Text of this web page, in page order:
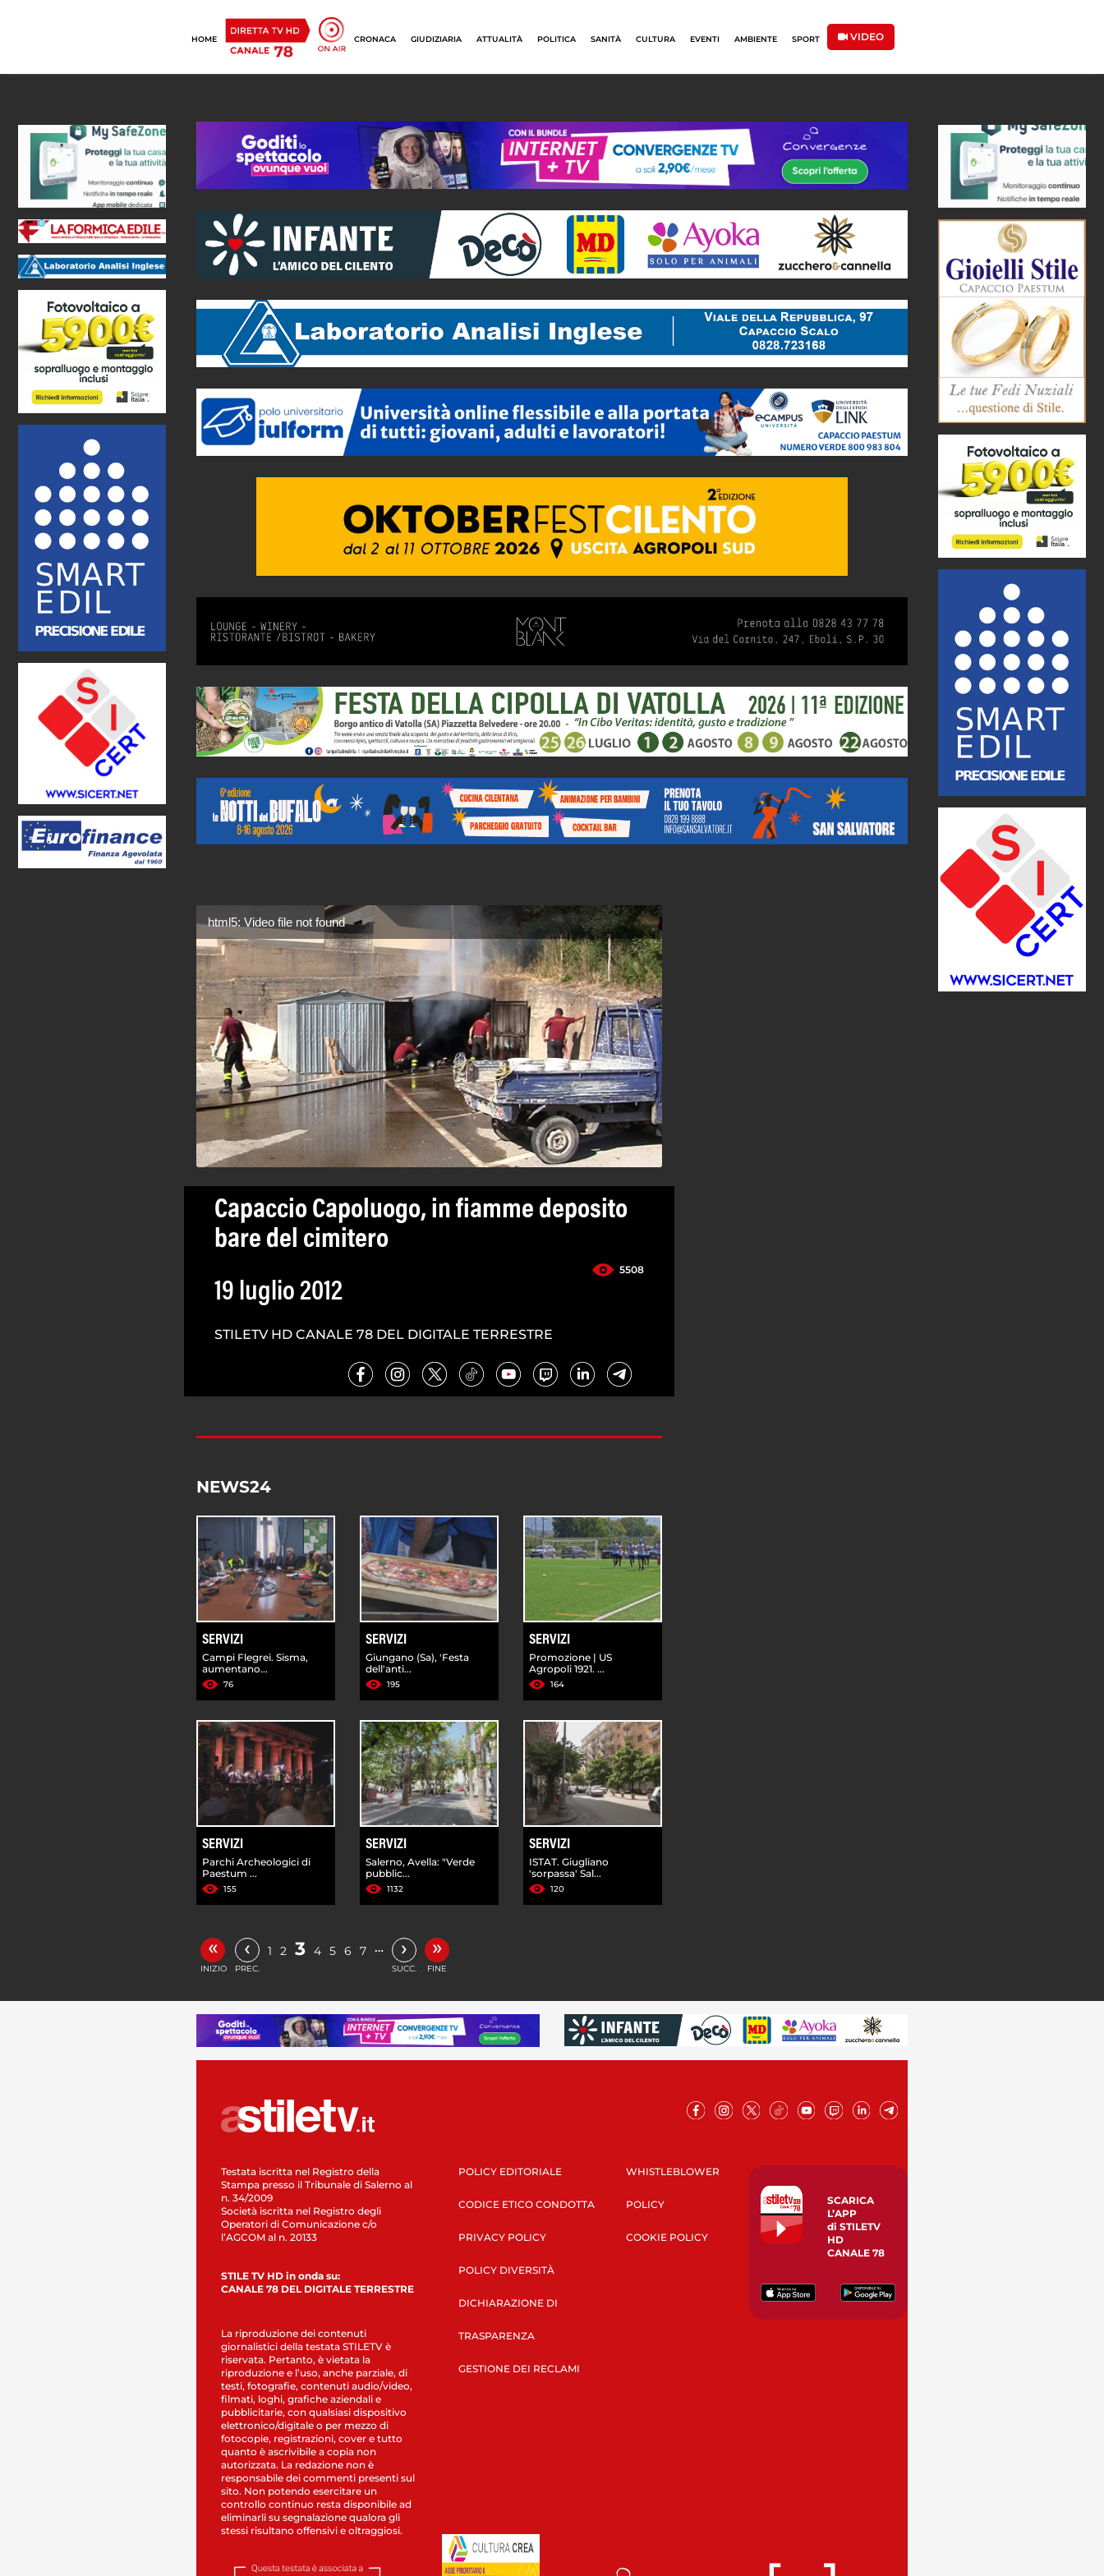
HOME CRONACA GIUDIZIARIA ATTUALITÀ POLITICA SANITÀ CULTURA EVENTI AMBIENTE SPORT VIDEO
html5: Video file not found
Capaccio Capoluogo, in fiamme deposito
bare del cimitero
5508
19 luglio 2012
STILETV HD CANALE 78 DEL DIGITALE TERRESTRE
NEWS24
SERVIZI
Campi Flegrei. Sisma,
aumentano...
76
SERVIZI
Giungano (Sa), 'Festa
dell'anti...
195
SERVIZI
Promozione | US
Agropoli 1921. ...
164
SERVIZI
Parchi Archeologici di
Paestum ...
155
SERVIZI
Salerno, Avella: "Verde
pubblic...
1132
SERVIZI
ISTAT. Giugliano
'sorpassa' Sal...
120
«
INIZIO
‹
PREC.
1 2 3 4 5 6 7 … ›
SUCC.
»
FINE
Testata iscritta nel Registro della
Stampa presso il Tribunale di Salerno al
n. 34/2009
Società iscritta nel Registro degli
Operatori di Comunicazione c/o
l’AGCOM al n. 20133
STILE TV HD in onda su:
CANALE 78 DEL DIGITALE TERRESTRE
La riproduzione dei contenuti
giornalistici della testata STILETV è
riservata. Pertanto, è vietata la
riproduzione e l’uso, anche parziale, di
testi, fotografie, contenuti audio/video,
filmati, loghi, grafiche aziendali e
pubblicitarie, con qualsiasi dispositivo
elettronico/digitale o per mezzo di
fotocopie, registrazioni, cover e tutto
quanto è ascrivibile a copia non
autorizzata. La redazione non è
responsabile dei commenti presenti sul
sito. Non potendo esercitare un
controllo continuo resta disponibile ad
eliminarli su segnalazione qualora gli
stessi risultano offensivi e oltraggiosi.
POLICY EDITORIALE
CODICE ETICO CONDOTTA
PRIVACY POLICY
POLICY DIVERSITÀ
DICHIARAZIONE DI
TRASPARENZA
GESTIONE DEI RECLAMI
WHISTLEBLOWER
POLICY
COOKIE POLICY
SCARICA
L’APP
di STILETV
HD
CANALE 78